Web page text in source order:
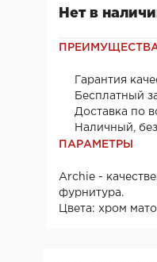
Нет в
Гарантия
Бесплатный
Доставка по
Наличный,
ПАРАМЕТРЫ
Archie -
фурнитура.
Цвета: хром